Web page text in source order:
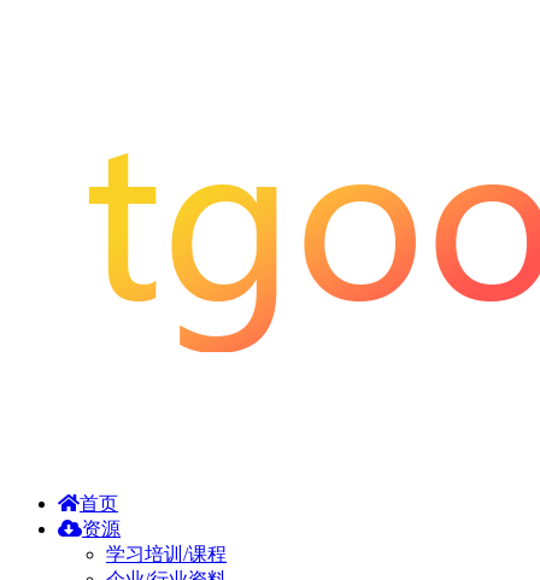
首页
资源
学习培训/课程